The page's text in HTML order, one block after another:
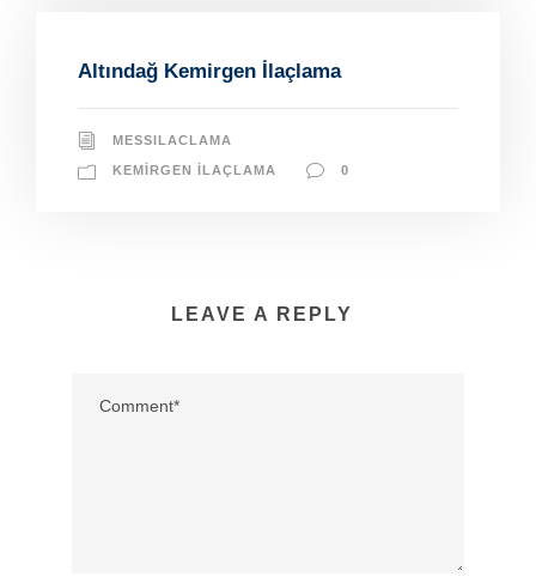
Altındağ Kemirgen İlaçlama
MESSILACLAMA
KEMIRGEN İLAÇLAMA 0
LEAVE A REPLY